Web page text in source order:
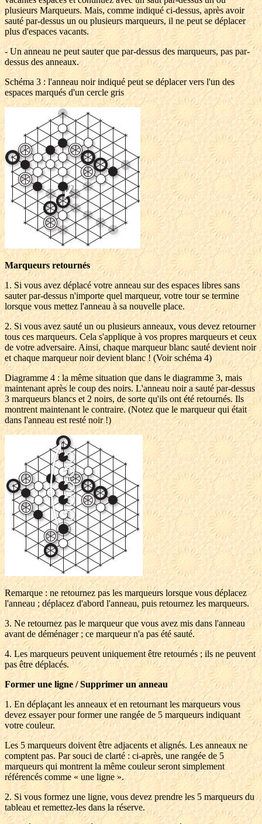
plusieurs Marqueurs. Mais, comme indiqué ci-dessus, après avoir
sauté par-dessus un ou plusieurs marqueurs, il ne peut se déplacer
plus d'espaces vacants.
- Un anneau ne peut sauter que par-dessus des marqueurs, pas par-
dessus des anneaux.
Schéma 3 : l'anneau noir indiqué peut se déplacer vers l'un des
espaces marqués d'un cercle gris
Marqueurs retournés
1. Si vous avez déplacé votre anneau sur des espaces libres sans
sauter par-dessus n'importe quel marqueur, votre tour se termine
lorsque vous mettez l'anneau à sa nouvelle place.
2. Si vous avez sauté un ou plusieurs anneaux, vous devez retourner
tous ces marqueurs. Cela s'applique à vos propres marqueurs et ceux
de votre adversaire. Ainsi, chaque marqueur blanc sauté devient noir
et chaque marqueur noir devient blanc ! (Voir schéma 4)
Diagramme 4 : la même situation que dans le diagramme 3, mais
maintenant après le coup des noirs. L'anneau noir a sauté par-dessus
3 marqueurs blancs et 2 noirs, de sorte qu'ils ont été retournés. Ils
montrent maintenant le contraire. (Notez que le marqueur qui était
dans l'anneau est resté noir !)
Remarque : ne retournez pas les marqueurs lorsque vous déplacez
l'anneau ; déplacez d'abord l'anneau, puis retournez les marqueurs.
3. Ne retournez pas le marqueur que vous avez mis dans l'anneau
avant de déménager ; ce marqueur n'a pas été sauté.
4. Les marqueurs peuvent uniquement être retournés ; ils ne peuvent
pas être déplacés.
Former une ligne / Supprimer un anneau
1. En déplaçant les anneaux et en retournant les marqueurs vous
devez essayer pour former une rangée de 5 marqueurs indiquant
votre couleur.
Les 5 marqueurs doivent être adjacents et alignés. Les anneaux ne
comptent pas. Par souci de clarté : ci-après, une rangée de 5
marqueurs qui montrent la même couleur seront simplement
référencés comme « une ligne ».
2. Si vous formez une ligne, vous devez prendre les 5 marqueurs du
tableau et remettez-les dans la réserve.